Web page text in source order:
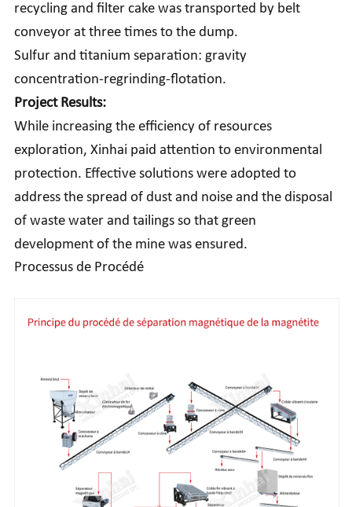
recycling and filter cake was transported by belt
conveyor at three times to the dump.
Sulfur and titanium separation: gravity
concentration-regrinding-flotation.
Project Results:
While increasing the efficiency of resources
exploration, Xinhai paid attention to environmental
protection. Effective solutions were adopted to
address the spread of dust and noise and the disposal
of waste water and tailings so that green
development of the mine was ensured.
Processus de Procédé